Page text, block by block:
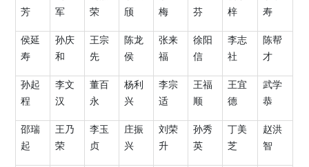
芳
军
荣
颀
梅
芬
梓
寿
侯延
寿
孙庆
和
王宗
先
陈龙
侯
张来
福
徐阳
信
李志
社
陈帮
才
孙起
程
李文
汉
董百
永
杨利
兴
李宗
适
王福
顺
王宜
德
武学
恭
邵瑞
起
王乃
荣
李玉
贞
庄振
兴
刘荣
升
孙秀
英
丁美
芝
赵洪
智